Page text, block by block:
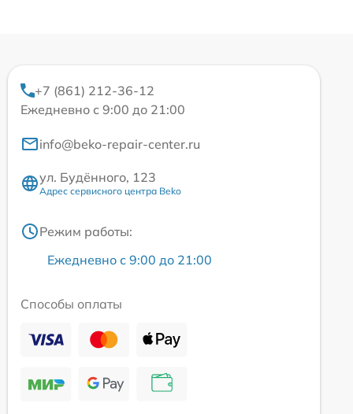
+7 (861) 212-36-12
Ежедневно с 9:00 до 21:00
info@beko-repair-center.ru
ул. Будённого, 123
Адрес сервисного центра Beko
Режим работы:
Ежедневно с 9:00 до 21:00
Способы оплаты